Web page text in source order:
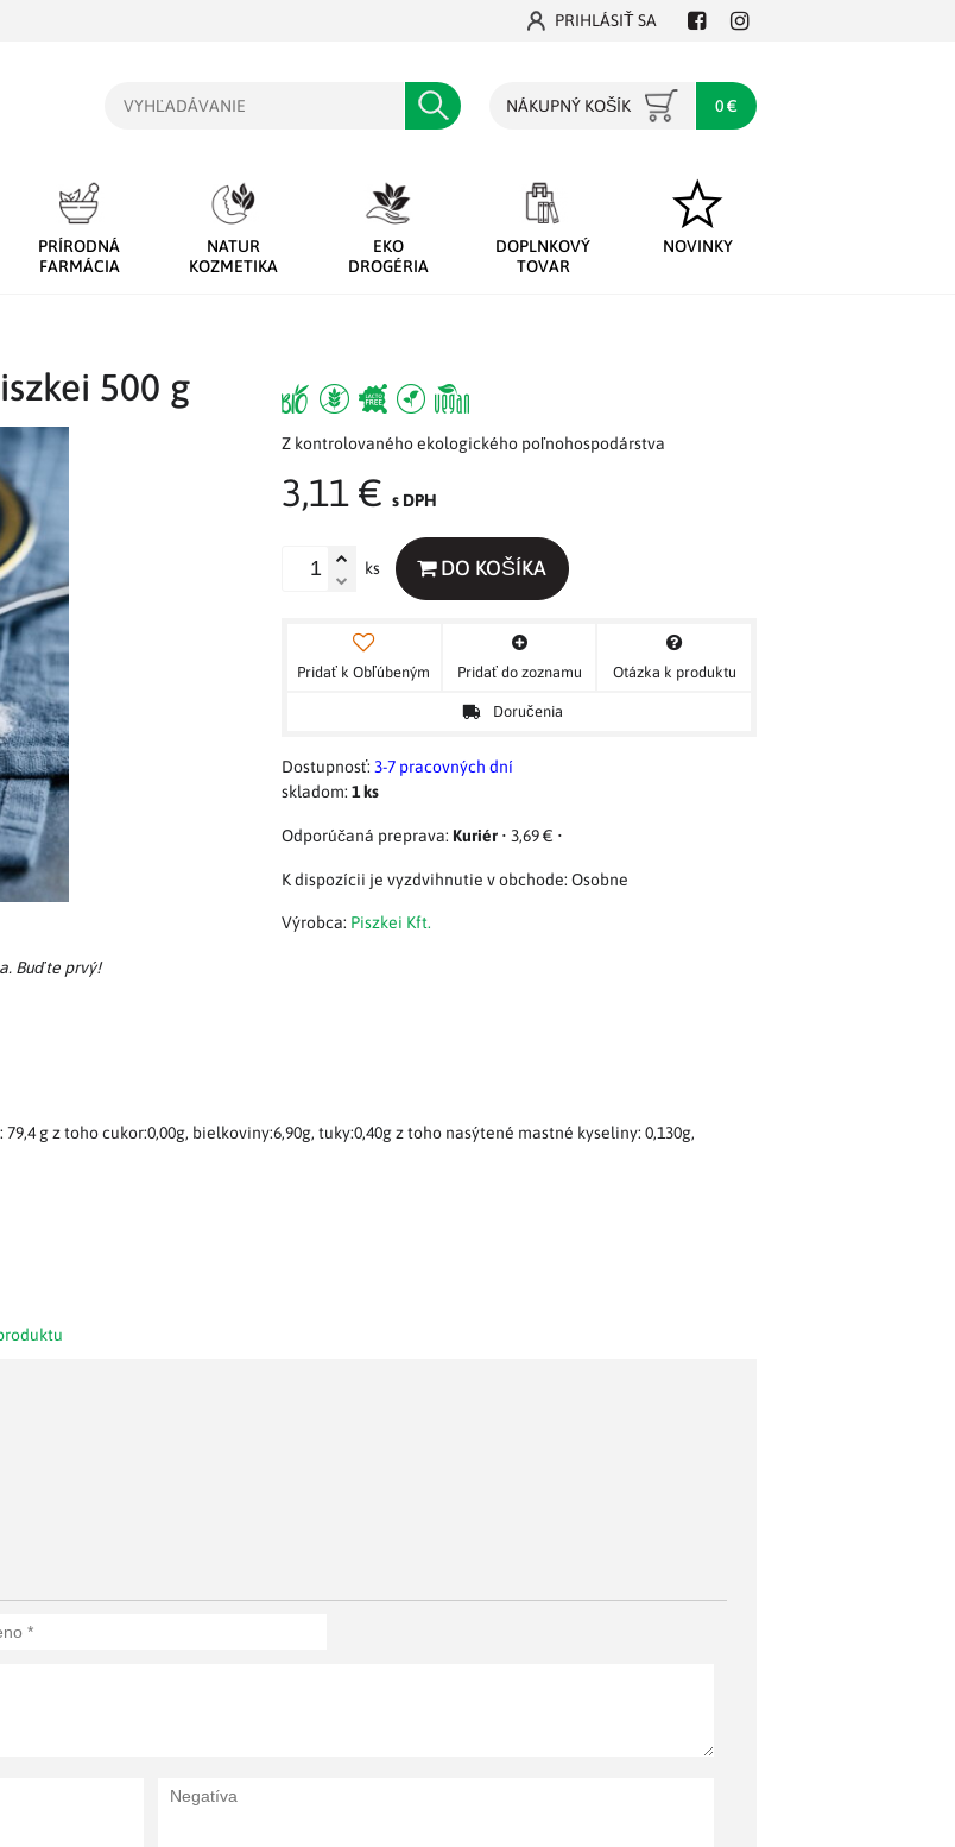
PRIHLÁSIŤ SA
FacebookInstagram
Hľadať NÁKUPNÝ KOŠÍK 0 €
PRÍRODNÁ
FARMÁCIA
NATUR
KOZMETIKA
EKO
DROGÉRIA
DOPLNKOVÝ
TOVAR
NOVINKY
500 g
Buďte prvý!
Z kontrolovaného ekologického poľnohospodárstva
3,11 € s DPH
ks DO KOŠÍKA
Pridať k Obľúbeným Pridať do zoznamu Otázka k produktu
Doručenia
Dostupnosť: 3-7 pracovných dní
skladom: 1ks
Kuriér • 3,69 € •
Osobne
Výrobca: Piszkei Kft.
g z toho cukor:0,00g, bielkoviny:6,90g, tuky:0,40g z toho nasýtené mastné kyseliny: 0,130g,